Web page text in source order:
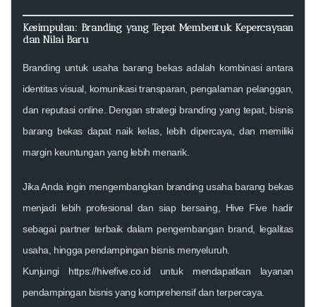
Kesimpulan: Branding yang Tepat Membentuk Kepercayaan
dan Nilai Baru
Branding untuk usaha barang bekas adalah kombinasi antara
identitas visual, komunikasi transparan, pengalaman pelanggan,
dan reputasi online. Dengan strategi branding yang tepat, bisnis
barang bekas dapat naik kelas, lebih dipercaya, dan memiliki
margin keuntungan yang lebih menarik.
Jika Anda ingin mengembangkan branding usaha barang bekas
menjadi lebih profesional dan siap bersaing, Hive Five hadir
sebagai partner terbaik dalam pengembangan brand, legalitas
usaha, hingga pendampingan bisnis menyeluruh.
Kunjungi https://hivefive.co.id untuk mendapatkan layanan
pendampingan bisnis yang komprehensif dan terpercaya.